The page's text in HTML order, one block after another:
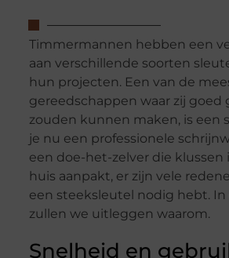
Timmermannen hebben een
aan verschillende soorten
hun projecten. Een van de
gereedschappen waar zij goed
zouden kunnen maken, is een
je nu een professionele
een doe-het-zelver die klussen
huis aanpakt, er zijn vele
een steeksleutel nodig hebt.
zullen we uitleggen waarom.
Snelheid en